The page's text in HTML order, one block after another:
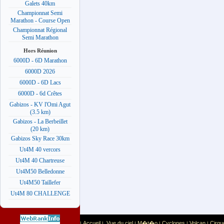
Galets 40km
Championnat Semi
Marathon - Course Open
Championnat Régional
Semi Marathon
Hors Réunion
6000D - 6D Marathon
6000D 2026
6000D - 6D Lacs
6000D - 6d Crêtes
Gabizos - KV l'Omi Agut
(3.5 km)
Gabizos - La Berbeillet
(20 km)
Gabizos Sky Race 30km
Ut4M 40 vercors
Ut4M 40 Chartreuse
Ut4M50 Belledonne
Ut4M50 Taillefer
Ut4M 80 CHALLENGE